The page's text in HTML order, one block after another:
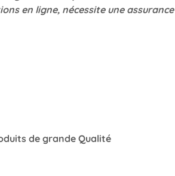
en ligne, nécessite une assurance
de grande Qualité